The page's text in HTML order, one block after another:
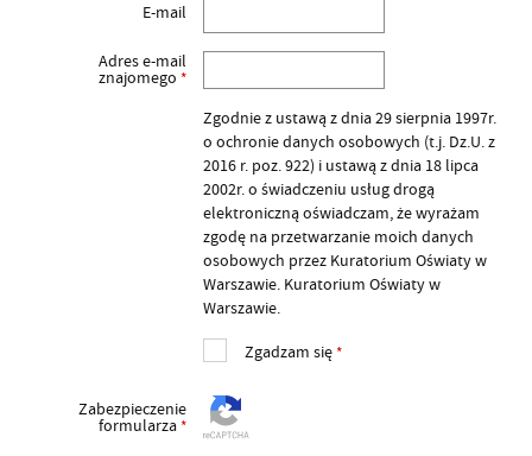
E-mail
Adres e-mail
znajomego *
Zgodnie z ustawą z dnia 29 sierpnia 1997r.
o ochronie danych osobowych (t.j. Dz.U. z
2016 r. poz. 922) i ustawą z dnia 18 lipca
2002r. o świadczeniu usług drogą
elektroniczną oświadczam, że wyrażam
zgodę na przetwarzanie moich danych
osobowych przez Kuratorium Oświaty w
Warszawie. Kuratorium Oświaty w
Warszawie.
Zgadzam się*
Zabezpieczenie
formularza*